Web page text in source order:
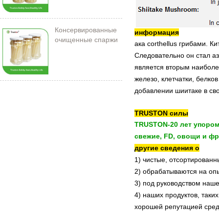
Консервированные
очищенные спаржи
информация
ака corthellus грибами.
Следовательно он стал
является вторым
железо, клетчатки,
добавлении шиитаке в
TRUSTON силы
TRUSTON-20 лет
свежие, FD, овощи и
другие сведения о
1) чистые,
2) обрабатываются на
3) под руководством
4) наших продуктов,
хорошей репутацией